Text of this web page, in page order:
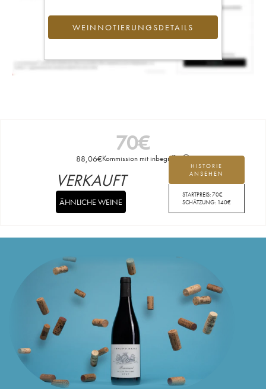
WEINNOTIERUNGSDETAILS
70€
88,06€Kommission mit inbegriffen
HISTORIE
ANSEHEN
STARTPREIS:70€
SCHÄTZUNG: 140€
VERKAUFT
ÄHNLICHE WEINE